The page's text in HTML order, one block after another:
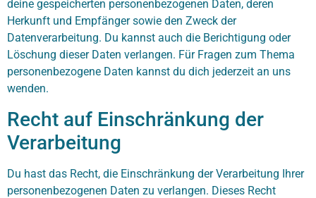
deine gespeicherten personenbezogenen Daten, deren
Herkunft und Empfänger sowie den Zweck der
Datenverarbeitung. Du kannst auch die Berichtigung oder
Löschung dieser Daten verlangen. Für Fragen zum Thema
personenbezogene Daten kannst du dich jederzeit an uns
wenden.
Recht auf Einschränkung der
Verarbeitung
Du hast das Recht, die Einschränkung der Verarbeitung Ihrer
personenbezogenen Daten zu verlangen. Dieses Recht